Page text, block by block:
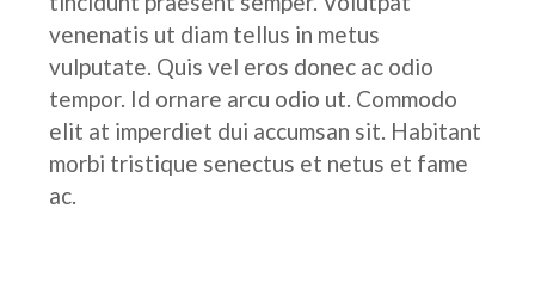
venenatis ut diam tellus in metus
vulputate. Quis vel eros donec ac odio
tempor. Id ornare arcu odio ut. Commodo
elit at imperdiet dui accumsan sit. Habitant
morbi tristique senectus et netus et fame
ac.